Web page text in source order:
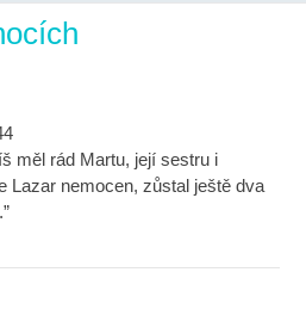
měl rád Martu, její sestru i
Lazar nemocen, zůstal ještě dva